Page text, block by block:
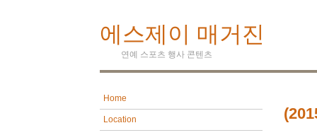
에스제이 매거진
연예 스포츠 행사 콘텐츠
Home
Location